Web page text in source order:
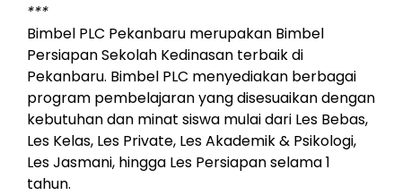
***
Bimbel PLC Pekanbaru merupakan Bimbel
Persiapan Sekolah Kedinasan terbaik di
Pekanbaru. Bimbel PLC menyediakan berbagai
program pembelajaran yang disesuaikan dengan
kebutuhan dan minat siswa mulai dari Les Bebas,
Les Kelas, Les Private, Les Akademik & Psikologi,
Les Jasmani, hingga Les Persiapan selama 1
tahun.